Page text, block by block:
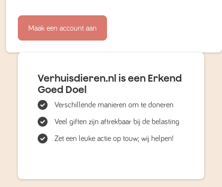
Maak een account aan
Verhuisdieren.nl is een Erkend
Goed Doel
Verschillende manieren om te doneren
Veel giften zijn aftrekbaar bij de belasting
Zet een leuke actie op touw; wij helpen!